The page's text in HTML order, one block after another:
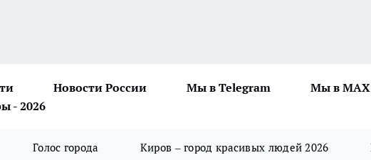
Новости России Мы в Telegram Мы в MAX
- 2026
Голос города Киров – город красивых людей 2026